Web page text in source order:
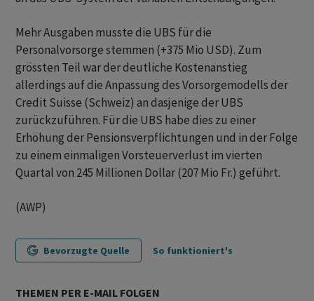
Mehr Ausgaben musste die UBS für die
Personalvorsorge stemmen (+375 Mio USD). Zum
grössten Teil war der deutliche Kostenanstieg
allerdings auf die Anpassung des Vorsorgemodells der
Credit Suisse (Schweiz) an dasjenige der UBS
zurückzuführen. Für die UBS habe dies zu einer
Erhöhung der Pensionsverpflichtungen und in der Folge
zu einem einmaligen Vorsteuerverlust im vierten
Quartal von 245 Millionen Dollar (207 Mio Fr.) geführt.
(AWP)
Bevorzugte Quelle So funktioniert's
THEMEN PER E-MAIL FOLGEN